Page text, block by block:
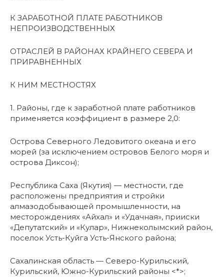
К ЗАРАБОТНОЙ ПЛАТЕ РАБОТНИКОВ
НЕПРОИЗВОДСТВЕННЫХ
ОТРАСЛЕЙ В РАЙОНАХ КРАЙНЕГО СЕВЕРА И
ПРИРАВНЕННЫХ
К НИМ МЕСТНОСТЯХ
1. Районы, где к заработной плате работников
применяется коэффициент в размере 2,0:
Острова Северного Ледовитого океана и его
морей (за исключением островов Белого моря и
острова Диксон);
Республика Саха (Якутия) — местности, где
расположены предприятия и стройки
алмазодобывающей промышленности, на
месторождениях «Айхал» и «Удачная», прииски
«Депутатский» и «Кулар», Нижнеколымский район,
поселок Усть-Куйга Усть-Янского района;
Сахалинская область — Северо-Курильский,
Курильский, Южно-Курильский районы <*>;